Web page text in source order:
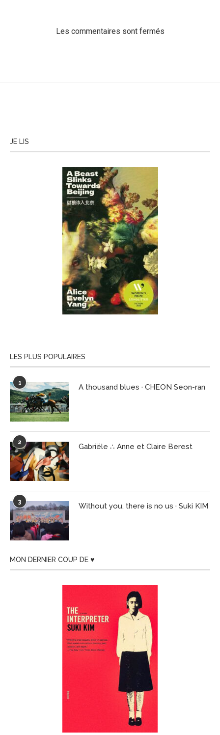
Les commentaires sont fermés
JE LIS
LES PLUS POPULAIRES
1 A thousand blues · CHEON Seon-ran
2 Gabriële ∴ Anne et Claire Berest
3 Without you, there is no us · Suki KIM
MON DERNIER COUP DE ♥